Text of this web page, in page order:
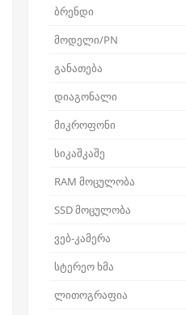
ბრენდი
მოდელი/PN
განათება
დიაგონალი
მიკროფონი
სიკაშკაშე
RAM მოცულობა
SSD მოცულობა
ვებ-კამერა
სტერეო ხმა
ლითოგრაფია